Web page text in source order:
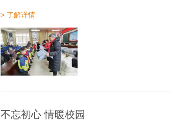
> 了解详情
不忘初心 情暖校园